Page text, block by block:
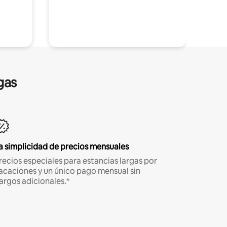
simplicidad de precios mensuales
especiales para estancias largas por
y un único pago mensual sin
adicionales.*